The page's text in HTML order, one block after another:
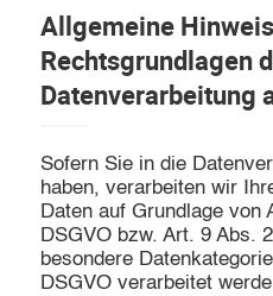
Allgemeine
Rechtsgrundlagen
Datenverarbeitung
Sofern Sie in die
haben, verarbeiten wir
Daten auf Grundlage von
DSGVO bzw. Art. 9 Abs.
besondere
DSGVO verarbeitet